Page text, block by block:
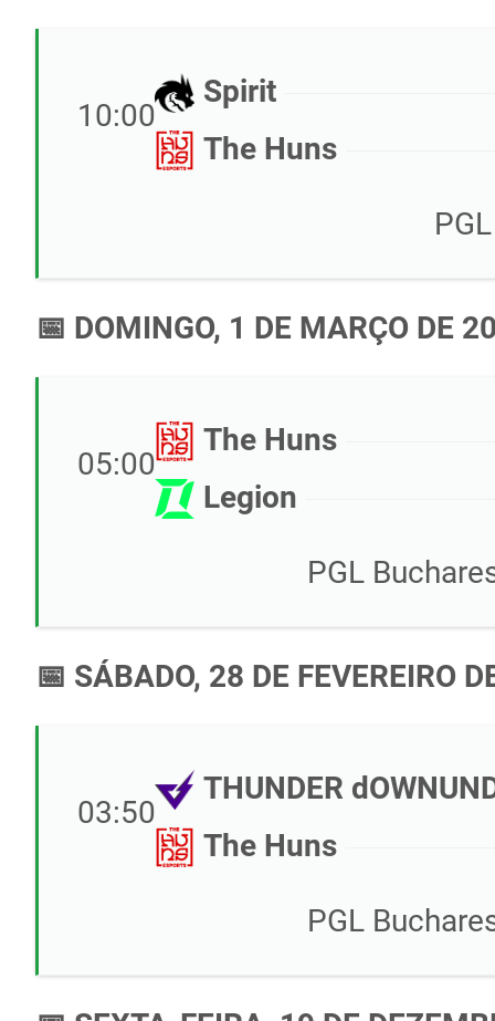
10:00
Spirit
The Huns
📅 DOMINGO, 1 DE MARÇO DE
05:00
The Huns
Legion
PGL
📅 SÁBADO, 28 DE FEVEREIRO
03:50
THUNDER
The Huns
PGL